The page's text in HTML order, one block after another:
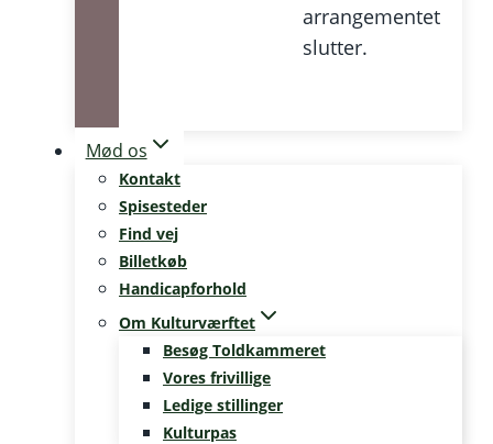
arrangementet
slutter.
Mød os
Kontakt
Spisesteder
Find vej
Billetkøb
Handicapforhold
Om Kulturværftet
Besøg Toldkammeret
Vores frivillige
Ledige stillinger
Kulturpas